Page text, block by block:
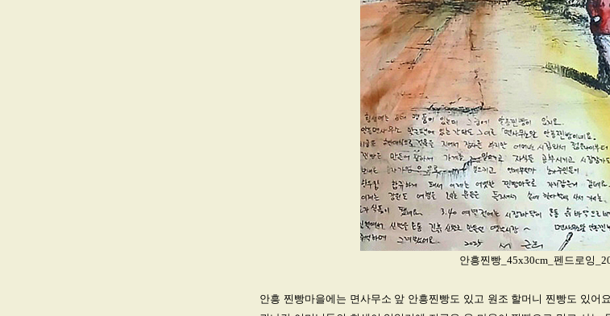
안흥찐빵_45x30cm_펜드로잉
안흥 찐빵마을에는 면사무소 앞 안흥찐빵도 있고 원조 할머니 찐빵도 있어